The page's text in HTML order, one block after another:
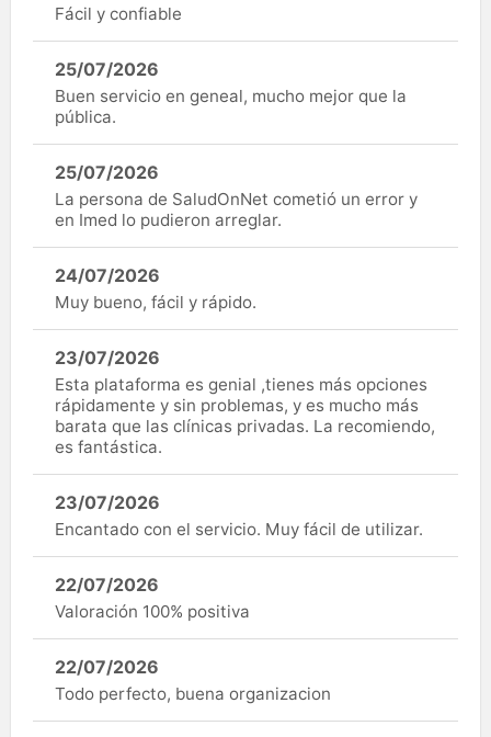
Fácil y confiable
25/07/2026
Buen servicio en geneal, mucho mejor que la
pública.
25/07/2026
La persona de SaludOnNet cometió un error y
en Imed lo pudieron arreglar.
24/07/2026
Muy bueno, fácil y rápido.
23/07/2026
Esta plataforma es genial ,tienes más opciones
rápidamente y sin problemas, y es mucho más
barata que las clínicas privadas. La recomiendo,
es fantástica.
23/07/2026
Encantado con el servicio. Muy fácil de utilizar.
22/07/2026
Valoración 100% positiva
22/07/2026
Todo perfecto, buena organizacion